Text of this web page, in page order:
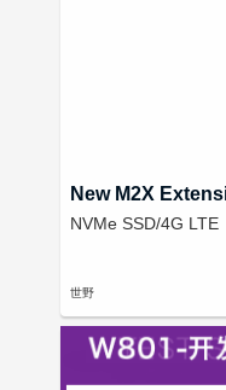
NVMe SSD/4G LTE
世野